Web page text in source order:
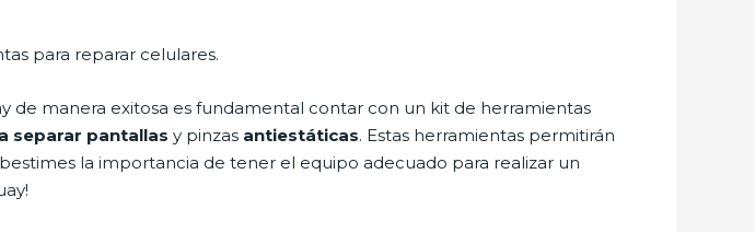
para reparar celulares.
de manera exitosa es fundamental contar con un kit de herramientas
separar pantallas y pinzas antiestáticas. Estas herramientas permitirán
la importancia de tener el equipo adecuado para realizar un